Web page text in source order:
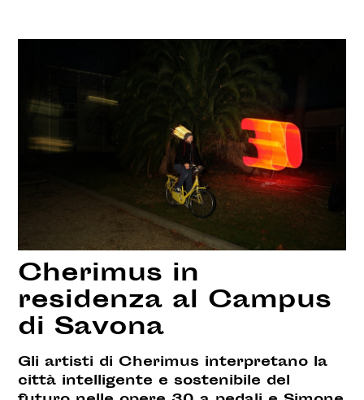
Cherimus in
residenza al Campus
di Savona
Gli artisti di Cherimus interpretano la
città intelligente e sostenibile del